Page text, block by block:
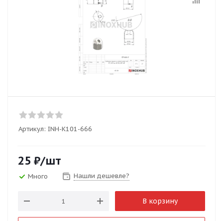
Артикул: INH-K101-666
25 ₽/шт
Много Нашли дешевле?
В корзину